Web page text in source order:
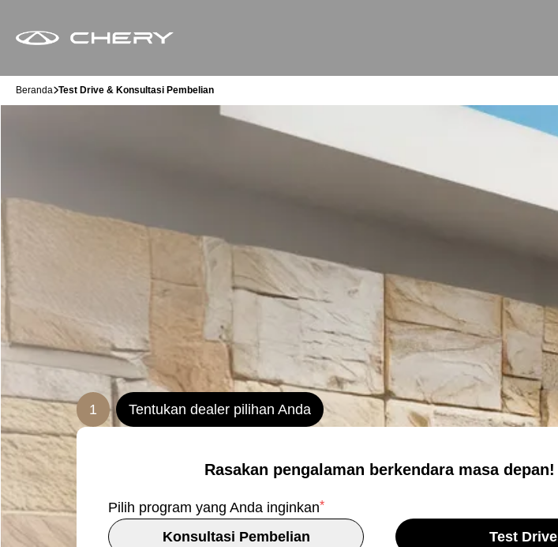
Beranda Test Drive & Konsultasi Pembelian
1 Tentukan dealer pilihan Anda
Rasakan pengalaman berkendara masa depan!
Pilih program yang Anda inginkan*
Konsultasi Pembelian
Test Drive